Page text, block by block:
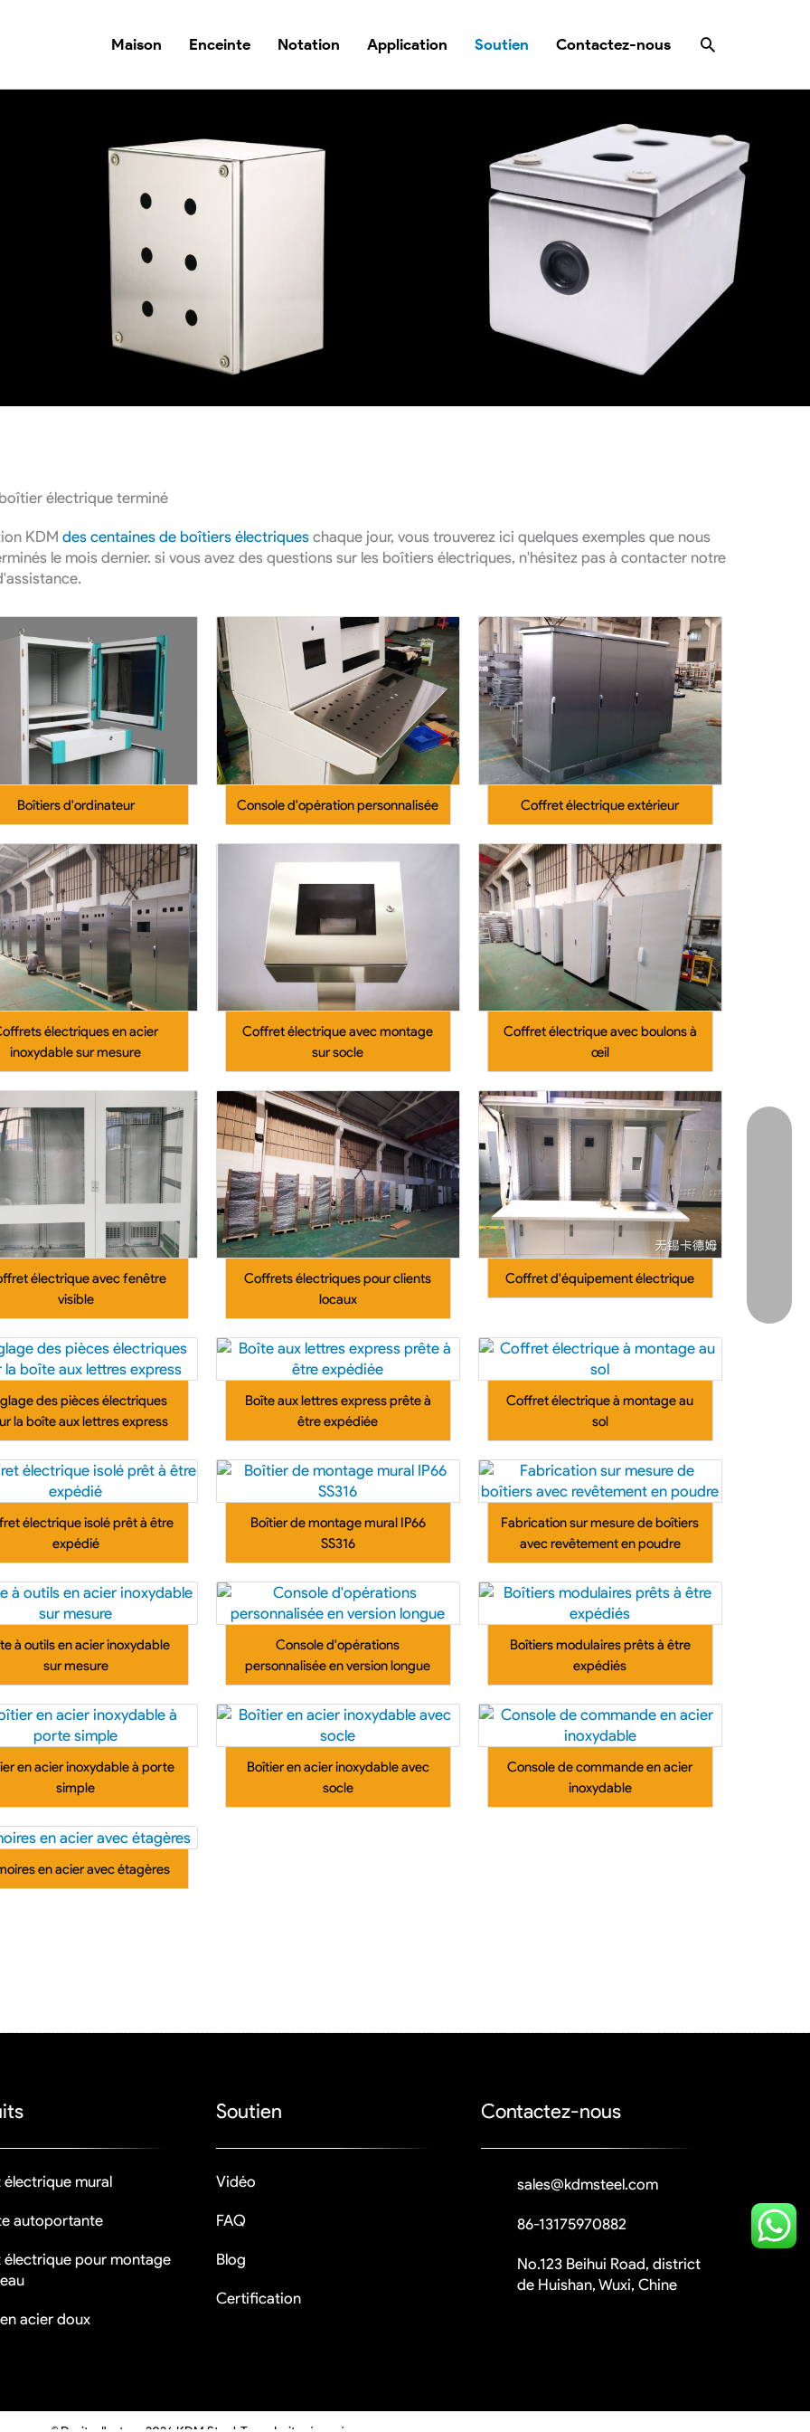
Maison Enceinte Notation Application Soutien Contactez-nous Rechercher
électrique terminé
KDM des centaines de boîtiers électriques chaque jour, vous trouverez ici quelques exemples que nous
le mois dernier. si vous avez des questions sur les boîtiers électriques, n'hésitez pas à contacter notre
Boîtiers d'ordinateur Console d'opération personnalisée Coffret électrique extérieur
électriques en acier
inoxydable sur mesure
Coffret électrique avec montage
sur socle
Coffret électrique avec boulons à
œil
électrique avec fenêtre
visible
Coffrets électriques pour clients
locaux
Coffret d'équipement électrique
des pièces électriques
la boîte aux lettres express
Boîte aux lettres express prête à
être expédiée
Coffret électrique à montage au
sol
électrique isolé prêt à être
expédié
Boîtier de montage mural IP66
SS316
Fabrication sur mesure de boîtiers
avec revêtement en poudre
à outils en acier inoxydable
sur mesure
Console d'opérations
personnalisée en version longue
Boîtiers modulaires prêts à être
expédiés
en acier inoxydable à porte
simple
Boîtier en acier inoxydable avec
socle
Console de commande en acier
inoxydable
en acier avec étagères
mural
autoportante
pour montage
acier doux
Soutien
Vidéo
FAQ
Blog
Certification
Contactez-nous
sales@kdmsteel.com
86-13175970882
No.123 Beihui Road, district
de Huishan, Wuxi, Chine